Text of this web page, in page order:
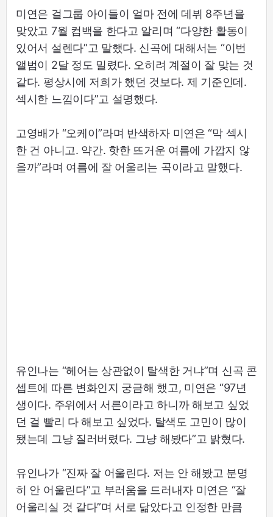
미연은 걸그룹 아이들이 얼마 전에 데뷔 8주년을
맞았고 7월 컴백을 한다고 알리며 “다양한 활동이
있어서 설렌다”고 말했다. 신곡에 대해서는 “이번
앨범이 2달 정도 밀렸다. 오히려 계절이 잘 맞는 것
같다. 평상시에 저희가 했던 것보다. 제 기준인데.
섹시한 느낌이다”고 설명했다.
고영배가 “오케이”라며 반색하자 미연은 “막 섹시
한 건 아니고. 약간. 핫한 뜨거운 여름에 가깝지 않
을까”라며 여름에 잘 어울리는 곡이라고 말했다.
유인나는 “헤어는 상관없이 탈색한 거냐”며 신곡 콘
셉트에 따른 변화인지 궁금해 했고, 미연은 “97년
생이다. 주위에서 서른이라고 하니까 해보고 싶었
던 걸 빨리 다 해보고 싶었다. 탈색도 고민이 많이
됐는데 그냥 질러버렸다. 그냥 해봤다”고 밝혔다.
유인나가 “진짜 잘 어울린다. 저는 안 해봤고 분명
히 안 어울린다”고 부러움을 드러내자 미연은 “잘
어울리실 것 같다”며 서로 닮았다고 인정한 만큼